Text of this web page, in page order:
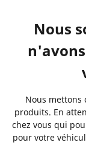
Nous
Nous mettons
produits. En
chez vous qui
pour votre